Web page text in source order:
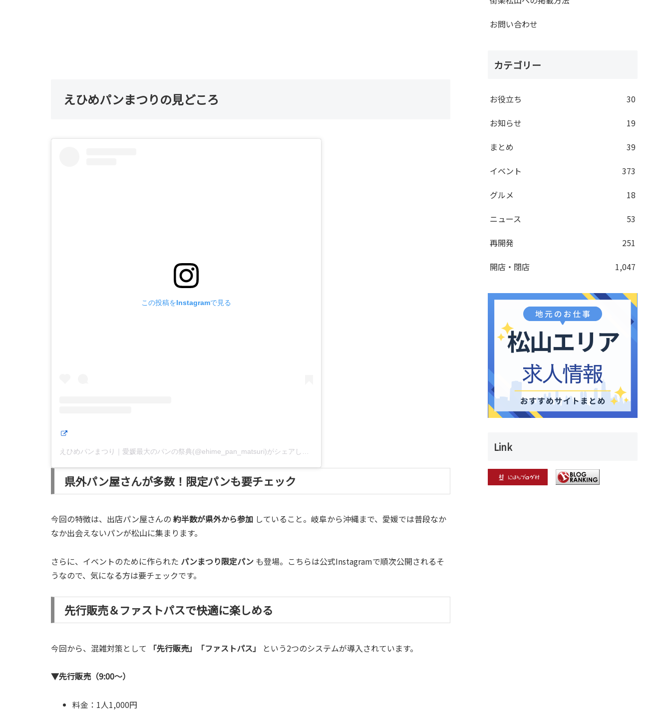
えひめパンまつりの見どころ
この投稿をInstagramで見る
県外パン屋さんが多数！限定パンも要チェック
今回の特徴は、出店パン屋さんの 約半数が県外から参加 していること。岐阜から沖縄まで、愛媛では普段なか
なか出会えないパンが松山に集まります。
さらに、イベントのために作られた パンまつり限定パン も登場。こちらは公式Instagramで順次公開されるそ
うなので、気になる方は要チェックです。
先行販売＆ファストパスで快適に楽しめる
今回から、混雑対策として 「先行販売」「ファストパス」 という2つのシステムが導入されています。
▼先行販売（9:00〜）
料金：1人1,000円
お問い合わせ
カテゴリー
お役立ち
30
お知らせ
19
まとめ
39
イベント
373
グルメ
18
ニュース
53
再開発
251
開店・閉店
1,047
Link